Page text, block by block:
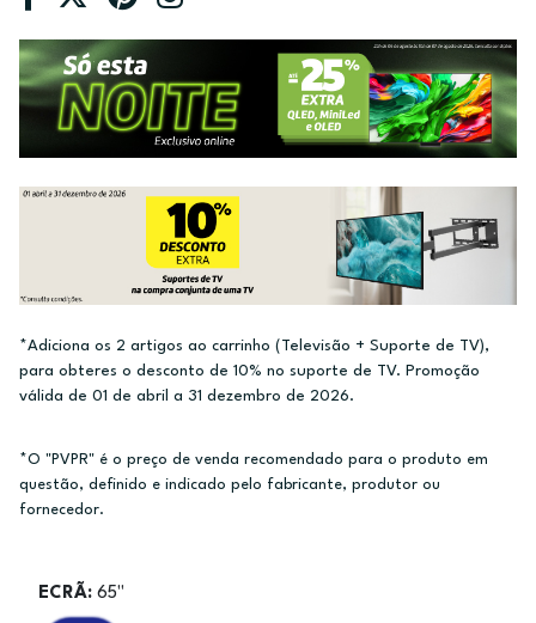
*Adiciona os 2 artigos ao carrinho (Televisão + Suporte de TV),
para obteres o desconto de 10% no suporte de TV. Promoção
válida de 01 de abril a 31 dezembro de 2026.
*O "PVPR" é o preço de venda recomendado para o produto em
questão, definido e indicado pelo fabricante, produtor ou
fornecedor.
ECRÃ: 65"